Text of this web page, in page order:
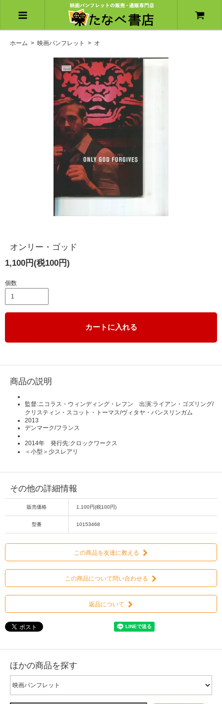
ホーム > 映画パンフレット > オ
オンリー・ゴッド
1,100円(税100円)
個数
カートに入れる
商品の説明
監督:ニコラス・ウィンディング・レフン 出演:ライアン・ゴズリング/
クリスティン・スコット・トーマス/ヴィタヤ・パンスリンガム
2013
デンマーク/フランス
2014年 発行先:クロックワークス
＜小型＞少スレアリ
その他の詳細情報
販売価格 1,100円(税100円)
型番 10153468
この商品を友達に教える
この商品について問い合わせる
返品について
ほかの商品を探す